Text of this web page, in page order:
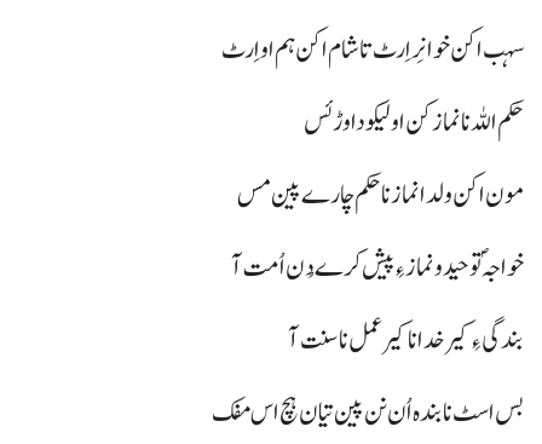
سہب اکن خوانِر اِرٹ تا شام اکن ہم او اِرٹ
حکم اللہ نا نماز کن اولیکو دا وڑ ئس
مون اکن ولدا نماز نا حکم چارے پین مس
خواجہؐ توحید و نماز ءِ پیش کرے دُن اُمت آ
بندگی ءِ کیر خدا نا کیر عمل نا سنت آ
بس اسٹ نا بندہ اُن نن پین تیان ہچ اس مفک